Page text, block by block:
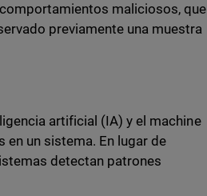
maliciosos, que
previamente una muestra
artificial (IA) y el machine
un sistema. En lugar de
detectan patrones